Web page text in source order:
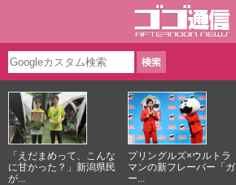
「えだまめって、こんな
に甘かった？」新潟県民
が...
プリングルズ×ウルトラ
マンの新フレーバー「ガ
ー...